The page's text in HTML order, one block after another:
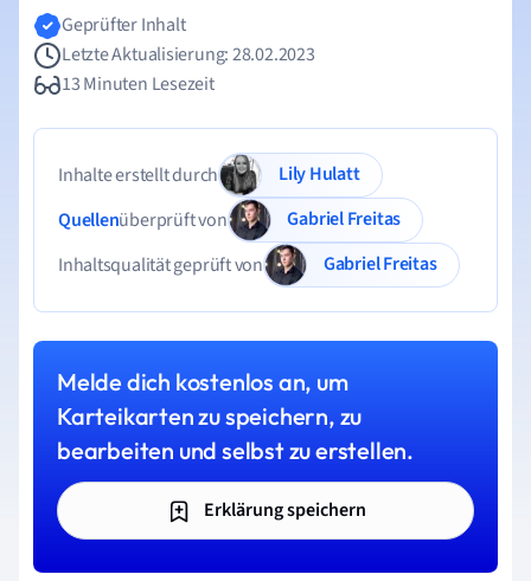
Geprüfter Inhalt
Letzte Aktualisierung: 28.02.2023
13 Minuten Lesezeit
Inhalte erstellt durch
Lily Hulatt
Quellenüberprüft von
Gabriel Freitas
Inhaltsqualität geprüft von
Gabriel Freitas
Melde dich kostenlos an, um
Karteikarten zu speichern, zu
bearbeiten und selbst zu erstellen.
Erklärung speichern